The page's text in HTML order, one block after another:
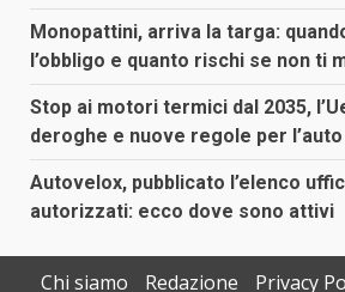
Monopattini, arriva la targa:
l’obbligo e quanto rischi se non ti
Stop ai motori termici dal 2035,
deroghe e nuove regole per l’auto
Autovelox, pubblicato l’elenco
autorizzati: ecco dove sono attivi
Chi siamo Redazione Privacy